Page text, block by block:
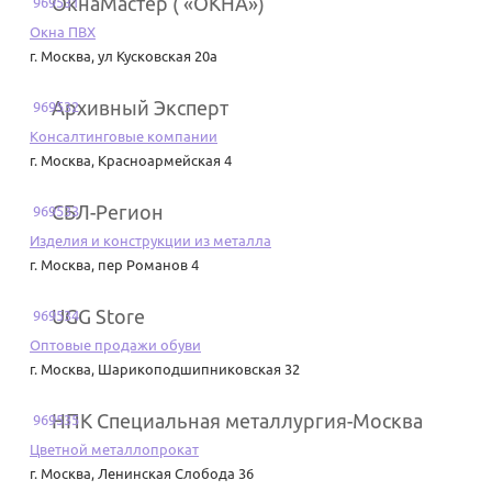
Окна ПВХ
г. Москва, ул Кусковская 20а
969532
Архивный Эксперт
Консалтинговые компании
г. Москва, Красноармейская 4
969533
СБЛ-Регион
Изделия и конструкции из металла
г. Москва, пер Романов 4
969534
UGG Store
Оптовые продажи обуви
г. Москва, Шарикоподшипниковская 32
969535
НПК Специальная металлургия-Москва
Цветной металлопрокат
г. Москва, Ленинская Слобода 36